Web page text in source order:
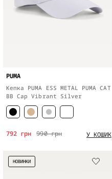
PUMA
Кепка PUMA ESS METAL PUMA CAT
BB Cap Vibrant Silver
990 грн
792 грн У КОШИК
НОВИНКИ